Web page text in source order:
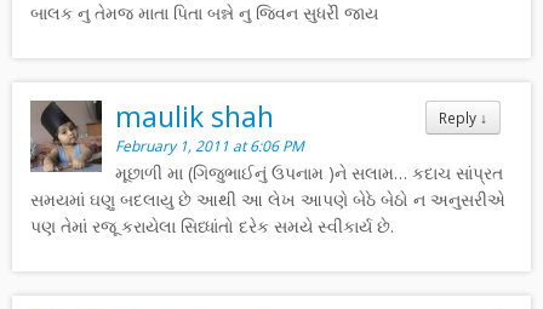
બાલક નુ તેમજ માતા પિતા બન્ને નુ જિવન સુધરેી જાય
Reply ↓
maulik shah
February 1, 2011 at 6:06 PM
મૂછાળી મા (ગિજુભાઈનું ઉપનામ )ને સલામ… કદાચ સાંપ્રત
સમયમાં ઘણુ બદલાયુ છે આથી આ લેખ આપણે બેઠે બેઠો ન અનુસરીએ
પણ તેમાં રજૂ કરાયેલા સિધ્ધાંતો દરેક સમયે સ્વીકાર્ય છે.